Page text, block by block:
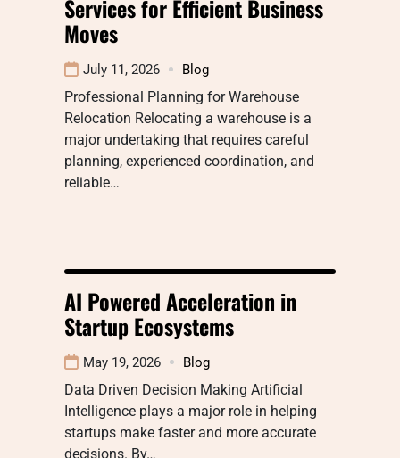
Services for Efficient Business
Moves
July 11, 2026 Blog
Professional Planning for Warehouse
Relocation Relocating a warehouse is a
major undertaking that requires careful
planning, experienced coordination, and
reliable…
AI Powered Acceleration in
Startup Ecosystems
May 19, 2026 Blog
Data Driven Decision Making Artificial
Intelligence plays a major role in helping
startups make faster and more accurate
decisions. By…